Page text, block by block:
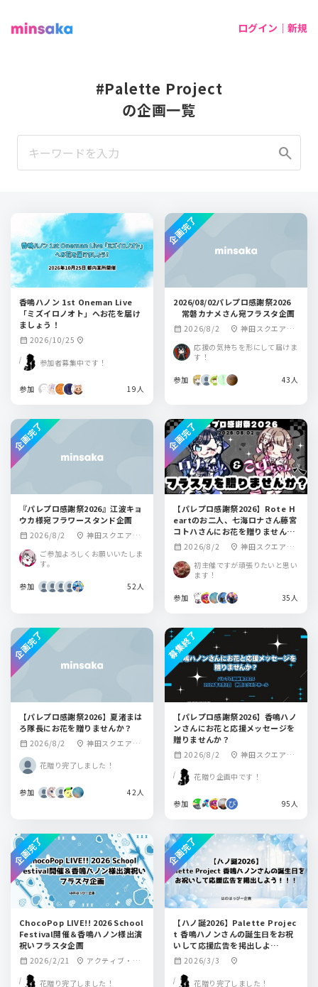
ログイン｜新規
#Palette Project
の企画一覧
search
香鳴ハノン 1st Oneman Live
「ミズイロノオト」へお花を届け
ましょう！
calendar_month 2026/10/25 location_on
参加者募集中です！
参加 19人
2026/08/02パレプロ感謝祭2026
常磐カナメさん宛フラスタ企画
calendar_month 2026/8/2 location_on 神田スクエアホ
応援の気持ちを形にして届けま
す！
参加 43人
企画完了
『パレプロ感謝祭2026』江波キョ
ウカ様宛フラワースタンド企画
calendar_month 2026/8/2 location_on 神田スクエアホ
ご参加よろしくお願いいたしま
す。
参加 52人
企画完了
【パレプロ感謝祭2026】Rote H
eartのお二人、七海ロナさん藤宮
コトハさんにお花を贈りません
か？
calendar_month 2026/8/2 location_on 神田スクエアホ
初主催ですが頑張りたいと思い
ます！
参加 35人
企画完了
【パレプロ感謝祭2026】夏渚まは
ろ隊長にお花を贈りませんか？
calendar_month 2026/8/2 location_on 神田スクエアホ
花贈り完了しました！
参加 42人
企画完了
【パレプロ感謝祭2026】香鳴ハノ
ンさんにお花と応援メッセージを
贈りませんか？
calendar_month 2026/8/2 location_on 神田スクエアホ
花贈り企画中です！
参加 95人
募集終了
ChocoPop LIVE!! 2026 School
Festival開催＆香鳴ハノン様出演
祝いフラスタ企画
calendar_month 2026/2/21 location_on アクティブ・ス
花贈り完了しました！
企画完了
【ハノ誕2026】Palette Projec
t 香鳴ハノンさんの誕生日をお祝
いして応援広告を掲出しよ
う！！！
calendar_month 2026/3/3 location_on
花贈り完了しました！
企画完了